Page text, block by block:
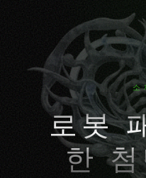
로봇
한